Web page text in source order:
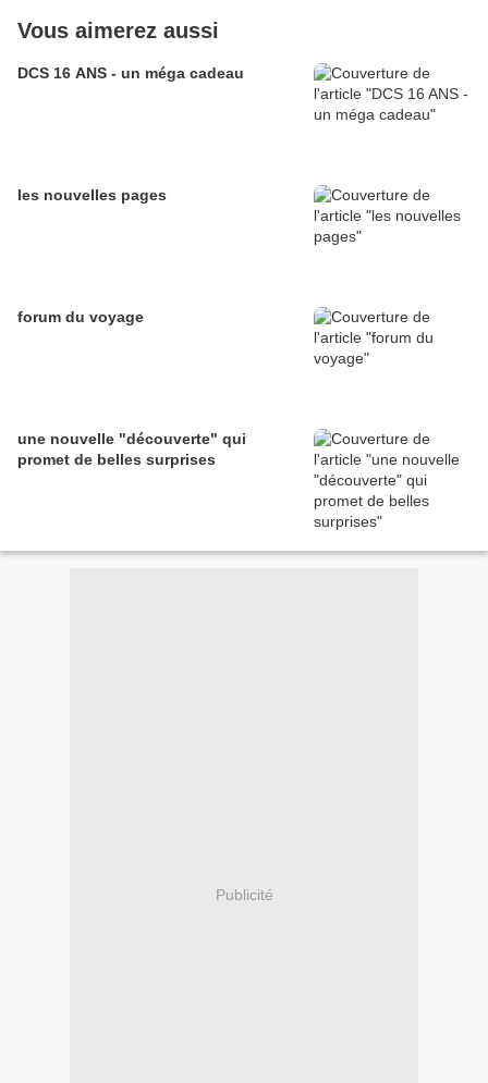
Vous aimerez aussi
DCS 16 ANS - un méga cadeau
les nouvelles pages
forum du voyage
une nouvelle "découverte" qui
promet de belles surprises
Publicité